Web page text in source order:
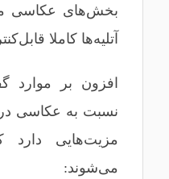
بخش‌های عکاسی
آتلیه‌ها کاملا
افزون بر موارد
نسبت به عکاسی در
مزیت‌هایی دارد
می‌شوند: